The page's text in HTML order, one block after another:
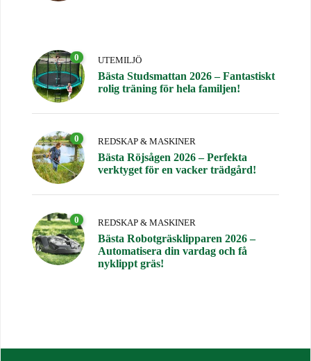
0 UTEMILJÖ
Bästa Studsmattan 2026 – Fantastiskt
rolig träning för hela familjen!
0 REDSKAP & MASKINER
Bästa Röjsågen 2026 – Perfekta
verktyget för en vacker trädgård!
0 REDSKAP & MASKINER
Bästa Robotgräsklipparen 2026 –
Automatisera din vardag och få
nyklippt gräs!